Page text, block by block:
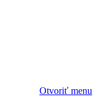
Otvoriť menu